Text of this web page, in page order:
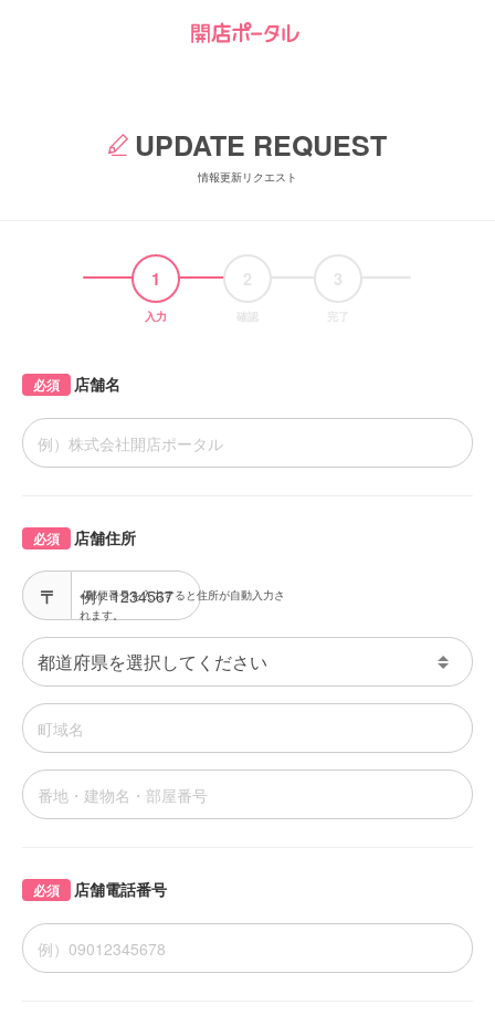
UPDATE REQUEST
情報更新リクエスト
1
入力
2
確認
3
完了
店舗名
必須
店舗住所
必須
※郵便番号を入力すると住所が自動入力さ
れます。
店舗電話番号
必須